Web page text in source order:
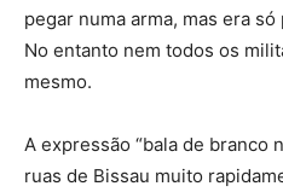
pegar numa arma, mas era
No entanto nem todos os
mesmo.
A expressão “bala de branco
ruas de Bissau muito